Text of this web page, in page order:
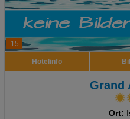
15
Hotelinfo
Grand
Ort: